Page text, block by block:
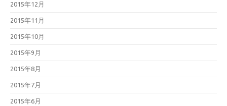
2015年12月
2015年11月
2015年10月
2015年9月
2015年8月
2015年7月
2015年6月